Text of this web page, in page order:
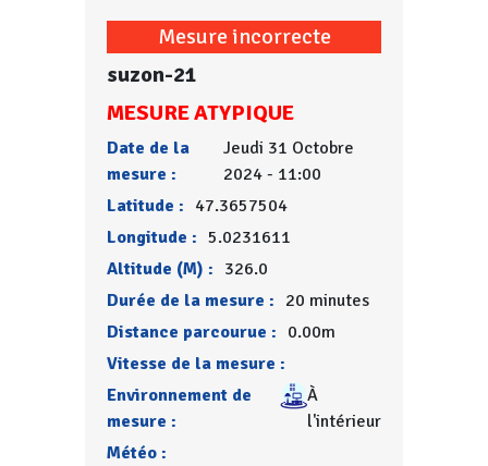
Mesure incorrecte
suzon-21
MESURE ATYPIQUE
Date de la
mesure :
Jeudi 31 Octobre
2024 - 11:00
Latitude : 47.3657504
Longitude : 5.0231611
Altitude (M) : 326.0
Durée de la mesure : 20 minutes
Distance parcourue : 0.00m
Vitesse de la mesure :
Environnement de
mesure :
À
l'intérieur
Météo :